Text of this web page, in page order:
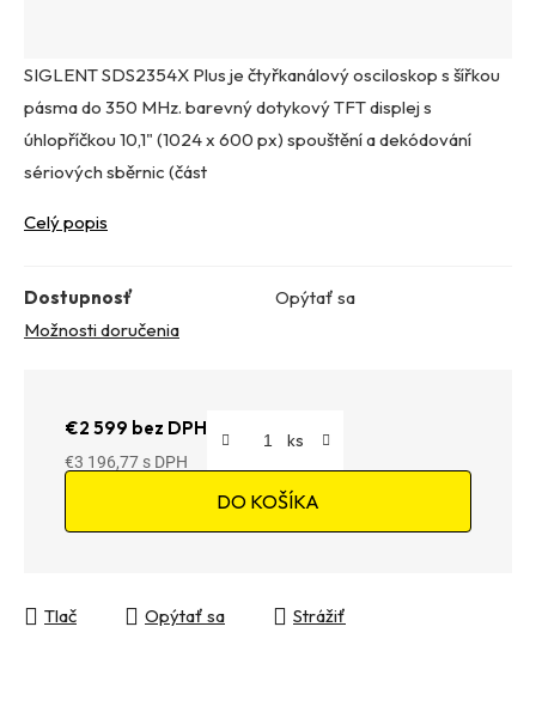
SIGLENT SDS2354X Plus je čtyřkanálový osciloskop s šířkou
pásma do 350 MHz. barevný dotykový TFT displej s
úhlopříčkou 10,1" (1024 x 600 px) spouštění a dekódování
sériových sběrnic (část
Celý popis
Dostupnosť
Opýtať sa
Možnosti doručenia
€2 599 bez DPH
€3 196,77
DO KOŠÍKA
Tlač Opýtať sa Strážiť